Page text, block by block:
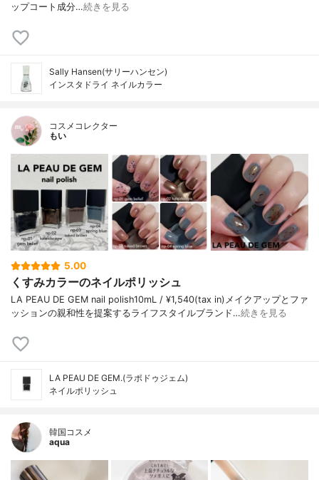
ップコート成分…続きを見る
Sally Hansen(サリーハンセン)
インスタドライ ネイルカラー
コスメコレクター
もい
5.00
くすみカラーのネイルポリッシュ
LA PEAU DE GEM nail polish10mL / ¥1,540(tax in)メイクアップとファ
ッションの親和性を提案するライフスタイルブランド…続きを見る
LA PEAU DE GEM.(ラポドゥジェム)
ネイルポリッシュ
韓国コスメ
aqua